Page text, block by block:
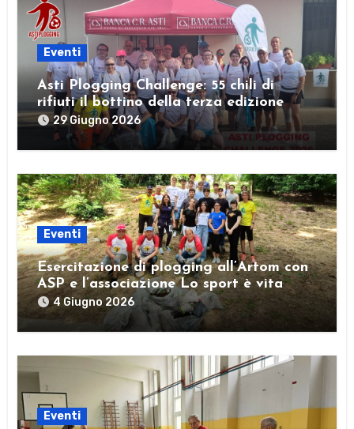
Eventi
Asti Plogging Challenge: 55 chili di
rifiuti il bottino della terza edizione
29 Giugno 2026
Eventi
Esercitazione di plogging all’Artom con
ASP e l’associazione Lo sport è vita
4 Giugno 2026
Eventi